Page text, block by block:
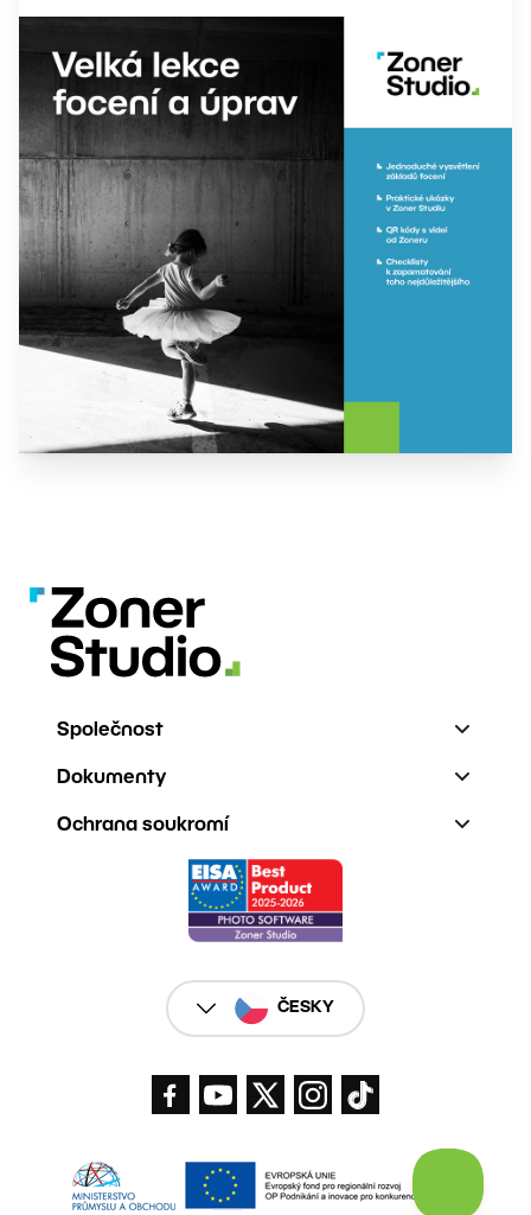
Společnost
Dokumenty
Ochrana soukromí
ČESKY